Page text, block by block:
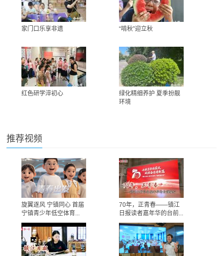
家门口乐享非遗 “啃秋”迎立秋
红色研学淬初心
绿化精细养护 夏季扮靓
环境
推荐视频
旋翼逐风 宁镇同心 首届
宁镇青少年低空体育...
70年，正青春——镇江
日报读者嘉年华的台前...